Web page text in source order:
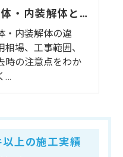
造作解体・内装解体とは？費用相場・工事範囲・退去時の注意点を解説
・内装解体の違
相場、工事範囲、
時の注意点をわか
…
上の施工実績